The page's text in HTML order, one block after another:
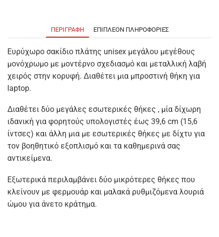
ΠΕΡΙΓΡΑΦΉ ΕΠΙΠΛΈΟΝ ΠΛΗΡΟΦΟΡΊΕΣ
Ευρύχωρο σακίδιο πλάτης unisex μεγάλου μεγέθους
μονόχρωμο με μοντέρνο σχεδιασμό και μεταλλική λαβή
χειρός στην κορυφή. Διαθέτει μια μπροστινή θήκη για
laptop.
Διαθέτει δύο μεγάλες εσωτερικές θήκες , μία δίχωρη
ιδανική για φορητούς υπολογιστές έως 39,6 cm (15,6
ίντσες) και άλλη μια με εσωτερικές θήκες με δίχτυ για
τον βοηθητικό εξοπλισμό και τα καθημερινά σας
αντικείμενα.
Εξωτερικά περιλαμβάνει δύο μικρότερες θήκες που
κλείνουν με φερμουάρ και μαλακά ρυθμιζόμενα λουριά
ώμου για άνετο κράτημα.